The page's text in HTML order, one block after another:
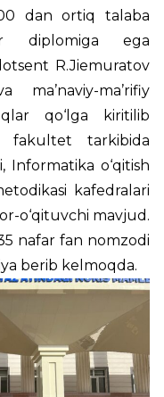
dan ortiq talaba
diplomiga ega
R.Jiemuratov
ma’rifiy
qo‘lga kiritilib
fakultet tarkibida
Informatika o‘qitish
kafedralari
o‘qituvchi mavjud.
nafar fan nomzodi
berib kelmoqda.